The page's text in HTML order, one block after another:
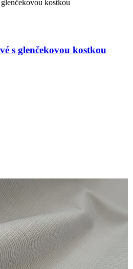
s glenčekovou kostkou